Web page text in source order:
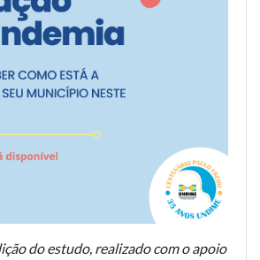
do estudo, realizado com o apoio